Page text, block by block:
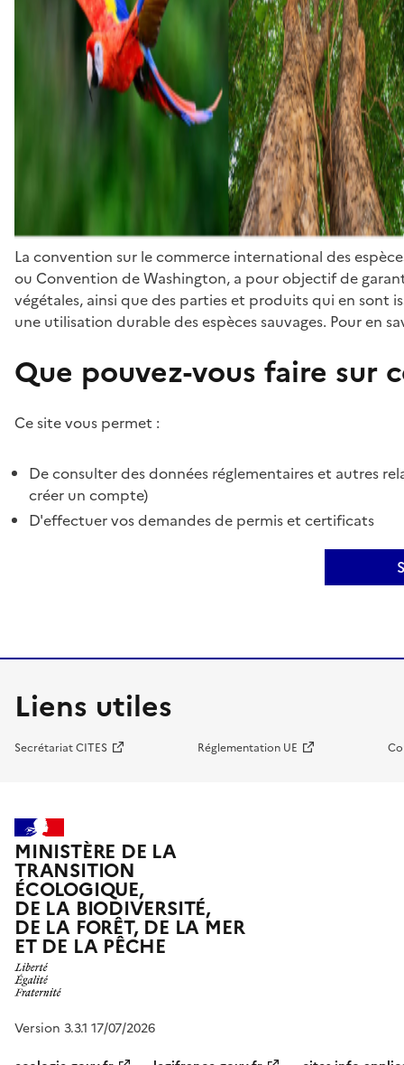
La convention sur le commerce international des
ou Convention de Washington, a pour objectif de
végétales, ainsi que des parties et produits qui en sont
une utilisation durable des espèces sauvages. Pour en
Que pouvez-vous faire sur
Ce site vous permet :
De consulter des données réglementaires et autres
créer un compte)
D'effectuer vos demandes de permis et certificats
Liens utiles
Secrétariat CITES Réglementation UE
MINISTÈRE DE LA
TRANSITION
ÉCOLOGIQUE,
DE LA BIODIVERSITÉ,
DE LA FORÊT, DE LA MER
ET DE LA PÊCHE
Version 3.3.1 17/07/2026